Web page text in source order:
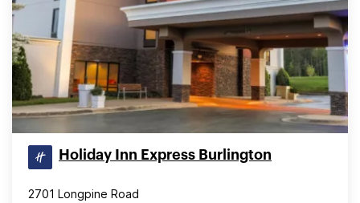
Holiday Inn Express Burlington
2701 Longpine Road